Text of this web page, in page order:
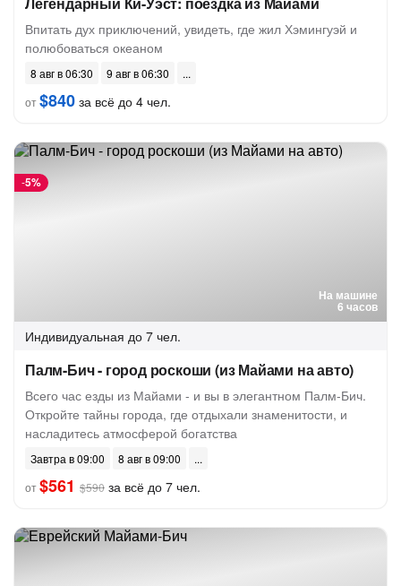
Впитать дух приключений, увидеть, где жил Хэмингуэй и
полюбоваться океаном
8 авг в 06:30
9 авг в 06:30
от$840 за всё до 4 чел.
На машине
6 часов
-5%
Индивидуальная до 7 чел.
Палм-Бич - город роскоши (из Майами на авто)
Всего час езды из Майами - и вы в элегантном Палм-Бич.
Откройте тайны города, где отдыхали знаменитости, и
насладитесь атмосферой богатства
Завтра в 09:00
8 авг в 09:00
от$561 $590 за всё до 7 чел.